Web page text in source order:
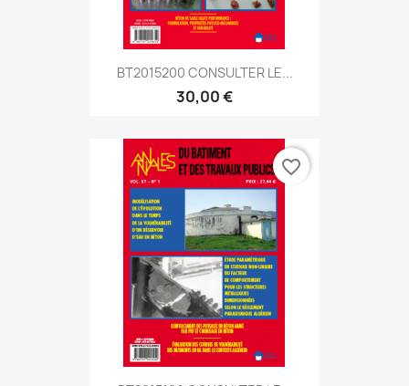
BT2015200 CONSULTER LE...
30,00 €
favorite_border